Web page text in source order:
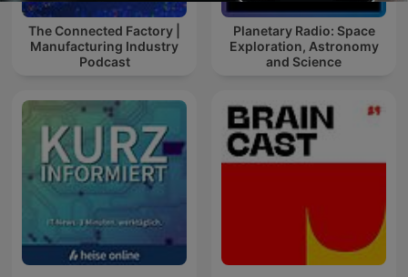
The Connected Factory |
Manufacturing Industry
Podcast
Planetary Radio: Space
Exploration, Astronomy
and Science